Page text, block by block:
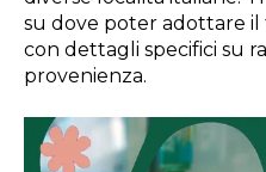
su dove poter adottare
con dettagli specifici su
provenienza.